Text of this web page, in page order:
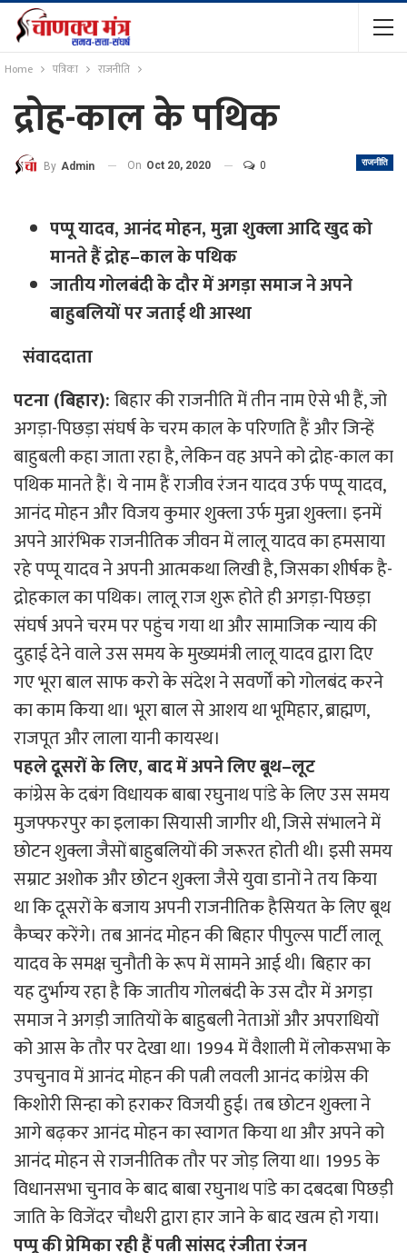
Home पत्रिका राजनीति
द्रोह-काल के पथिक
राजनीति
By Admin On Oct 20, 2020 0
पप्पूयादव,आनंदमोहन,मुन्नाशुक्लाआदिखुदको
मानतेहैंद्रोह–कालकेपथिक
जातीयगोलबंदीकेदौरमेंअगड़ासमाजनेअपने
बाहुबलियोंपरजताईथीआस्था
संवाददाता
पटना (बिहार):बिहार की राजनीति में तीन नाम ऐसे भी हैं, जो
अगड़ा-पिछड़ा संघर्ष के चरम काल के परिणति हैं और जिन्हें
बाहुबली कहा जाता रहा है, लेकिन वह अपने को द्रोह-काल का
पथिक मानते हैं। ये नाम हैं राजीव रंजन यादव उर्फ पप्पू यादव,
आनंद मोहन और विजय कुमार शुक्ला उर्फ मुन्ना शुक्ला। इनमें
अपने आरंभिक राजनीतिक जीवन में लालू यादव का हमसाया
रहे पप्पू यादव ने अपनी आत्मकथा लिखी है, जिसका शीर्षक है-
द्रोहकाल का पथिक। लालू राज शुरू होते ही अगड़ा-पिछड़ा
संघर्ष अपने चरम पर पहुंच गया था और सामाजिक न्याय की
दुहाई देने वाले उस समय के मुख्यमंत्री लालू यादव द्वारा दिए
गए भूरा बाल साफ करो के संदेश ने सवर्णों को गोलबंद करने
का काम किया था। भूरा बाल से आशय था भूमिहार, ब्राह्मण,
राजपूत और लाला यानी कायस्थ।
पहलेदूसरोंकेलिए,बादमेंअपनेलिएबूथ–लूट
कांग्रेस के दबंग विधायक बाबा रघुनाथ पांडे के लिए उस समय
मुजफ्फरपुर का इलाका सियासी जागीर थी, जिसे संभालने में
छोटन शुक्ला जैसों बाहुबलियों की जरूरत होती थी। इसी समय
सम्राट अशोक और छोटन शुक्ला जैसे युवा डानों ने तय किया
था कि दूसरों के बजाय अपनी राजनीतिक हैसियत के लिए बूथ
कैप्चर करेंगे। तब आनंद मोहन की बिहार पीपुल्स पार्टी लालू
यादव के समक्ष चुनौती के रूप में सामने आई थी। बिहार का
यह दुर्भाग्य रहा है कि जातीय गोलबंदी के उस दौर में अगड़ा
समाज ने अगड़ी जातियों के बाहुबली नेताओं और अपराधियों
को आस के तौर पर देखा था। 1994 में वैशाली में लोकसभा के
उपचुनाव में आनंद मोहन की पत्नी लवली आनंद कांग्रेस की
किशोरी सिन्हा को हराकर विजयी हुई। तब छोटन शुक्ला ने
आगे बढ़कर आनंद मोहन का स्वागत किया था और अपने को
आनंद मोहन से राजनीतिक तौर पर जोड़ लिया था। 1995 के
विधानसभा चुनाव के बाद बाबा रघुनाथ पांडे का दबदबा पिछड़ी
जाति के विजेंदर चौधरी द्वारा हार जाने के बाद खत्म हो गया।
पप्पूकीप्रेमिकारहीहैंपत्नीसांसदरंजीतारंजन